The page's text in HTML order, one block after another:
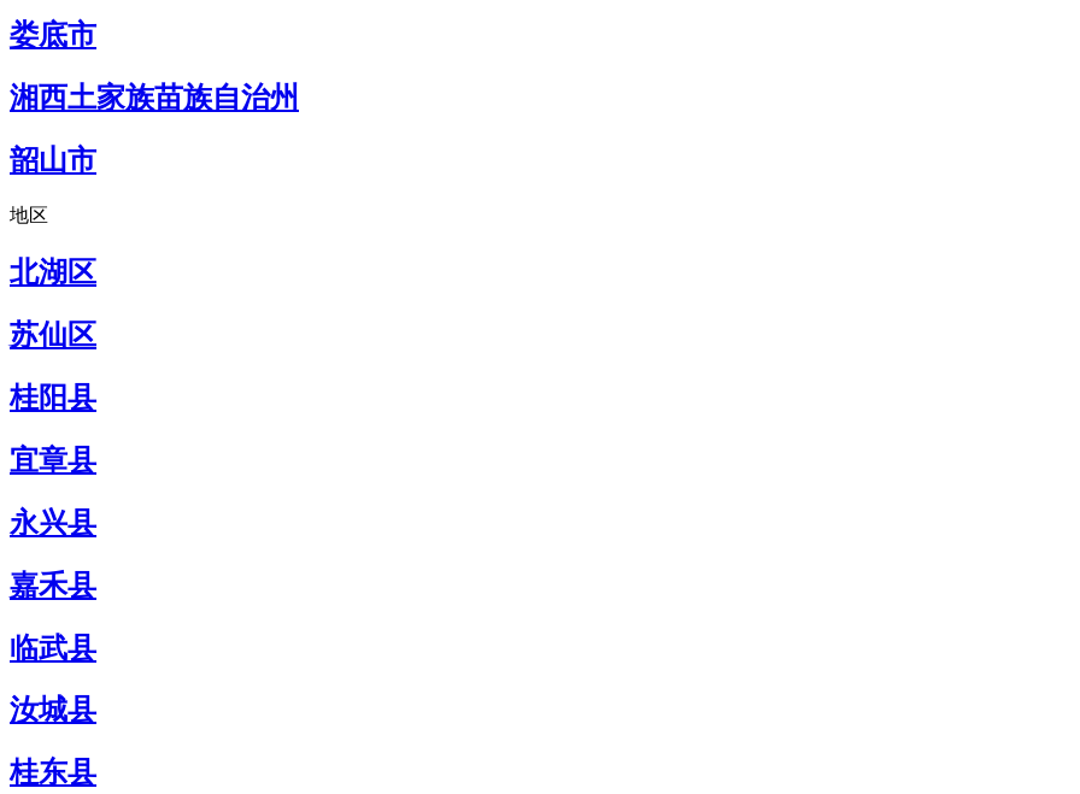
娄底市
湘西土家族苗族自治州
韶山市
地区
北湖区
苏仙区
桂阳县
宜章县
永兴县
嘉禾县
临武县
汝城县
桂东县